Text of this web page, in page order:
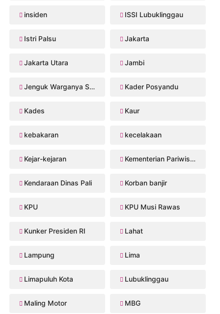
insiden ISSI Lubuklinggau
Istri Palsu Jakarta
Jakarta Utara Jambi
Jenguk Warganya Sakit Kader Posyandu
Kades Kaur
kebakaran kecelakaan
Kejar-kejaran Kementerian Pariwisata
Kendaraan Dinas Pali Korban banjir
KPU KPU Musi Rawas
Kunker Presiden RI Lahat
Lampung Lima
Limapuluh Kota Lubuklinggau
Maling Motor MBG